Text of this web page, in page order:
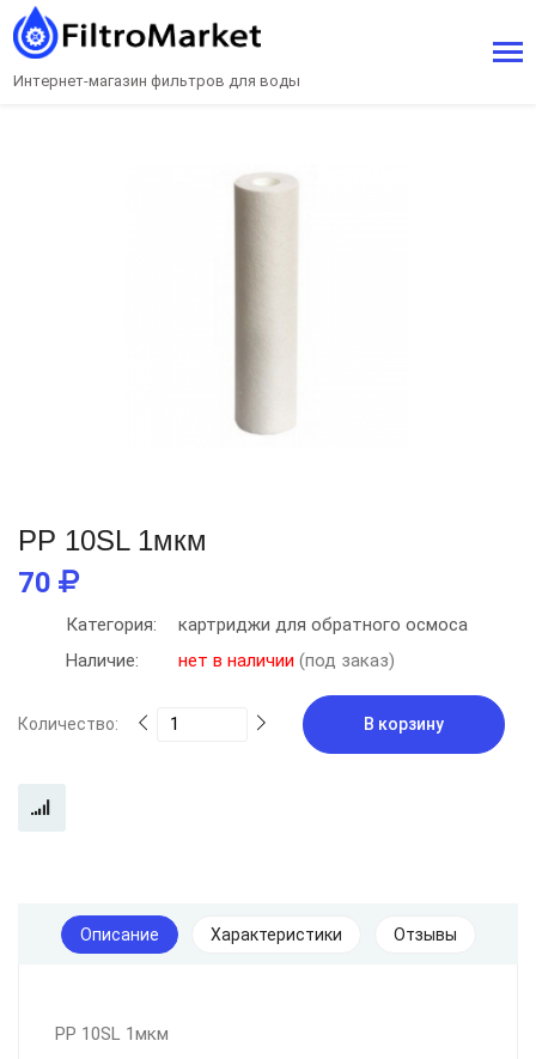
Интернет-магазин фильтров для воды
PP 10SL 1мкм
70
Категория:
картриджи для обратного осмоса
Наличие:
нет в наличии (под заказ)
Количество: В корзину
Описание Характеристики Отзывы
PP 10SL 1мкм